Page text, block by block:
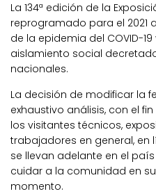
La 134ª edición de la
reprogramado para el 2021
de la epidemia del COVID-
aislamiento social
nacionales.
La decisión de modificar la
exhaustivo análisis, con el
los visitantes técnicos,
trabajadores en general,
se llevan adelante en el
cuidar a la comunidad en
momento.